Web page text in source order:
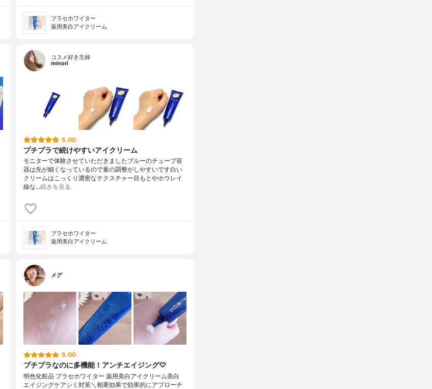
プラセホワイター
薬用美白アイクリーム
コスメ好き主婦
minori
5.00
プチプラで続けやすいアイクリーム
モニターで体験させていただきましたブルーのチューブ容
器は先が細くなっているので量の調整がしやすいです白い
クリームはこっくり濃密なテクスチャー目もとやホウレイ
線な…続きを見る
プラセホワイター
薬用美白アイクリーム
メグ
5.00
プチプラなのに多機能！アンチエイジング♡
明色化粧品 プラセホワイター 薬用美白アイクリーム美白
エイジングケアシミ対策＼相乗効果で効果的にアプローチ